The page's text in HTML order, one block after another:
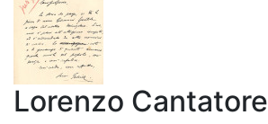
Lorenzo Cantatore